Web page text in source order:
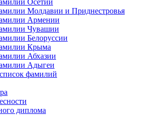
Осетии
Молдавии и Приднестровья
Армении
Чувашии
Белоруссии
Крыма
Абхазии
Адыгеи
фамилий
диплома